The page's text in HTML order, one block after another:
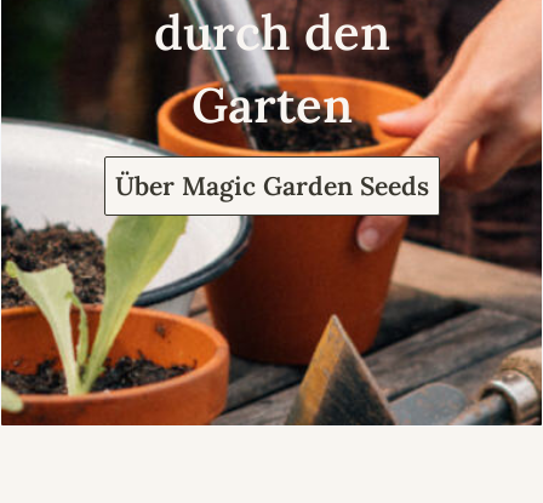
durch den
Garten
Über Magic Garden Seeds